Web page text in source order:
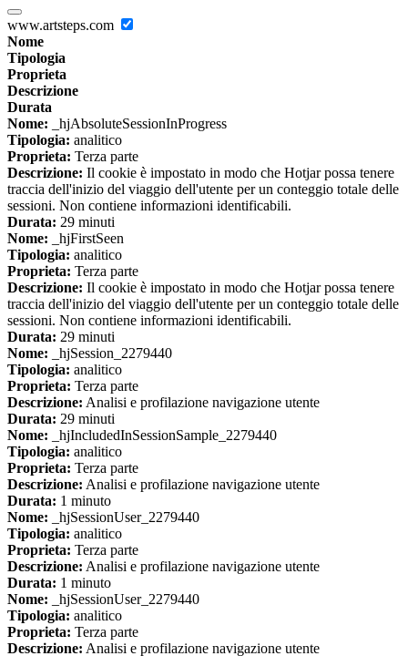
www.artsteps.com
Nome
Tipologia
Proprieta
Descrizione
Durata
Nome: _hjAbsoluteSessionInProgress
Tipologia: analitico
Proprieta: Terza parte
Descrizione: Il cookie è impostato in modo che Hotjar possa tenere
traccia dell'inizio del viaggio dell'utente per un conteggio totale delle
sessioni. Non contiene informazioni identificabili.
Durata: 29 minuti
Nome: _hjFirstSeen
Tipologia: analitico
Proprieta: Terza parte
Descrizione: Il cookie è impostato in modo che Hotjar possa tenere
traccia dell'inizio del viaggio dell'utente per un conteggio totale delle
sessioni. Non contiene informazioni identificabili.
Durata: 29 minuti
Nome: _hjSession_2279440
Tipologia: analitico
Proprieta: Terza parte
Descrizione: Analisi e profilazione navigazione utente
Durata: 29 minuti
Nome: _hjIncludedInSessionSample_2279440
Tipologia: analitico
Proprieta: Terza parte
Descrizione: Analisi e profilazione navigazione utente
Durata: 1 minuto
Nome: _hjSessionUser_2279440
Tipologia: analitico
Proprieta: Terza parte
Descrizione: Analisi e profilazione navigazione utente
Durata: 1 minuto
Nome: _hjSessionUser_2279440
Tipologia: analitico
Proprieta: Terza parte
Descrizione: Analisi e profilazione navigazione utente